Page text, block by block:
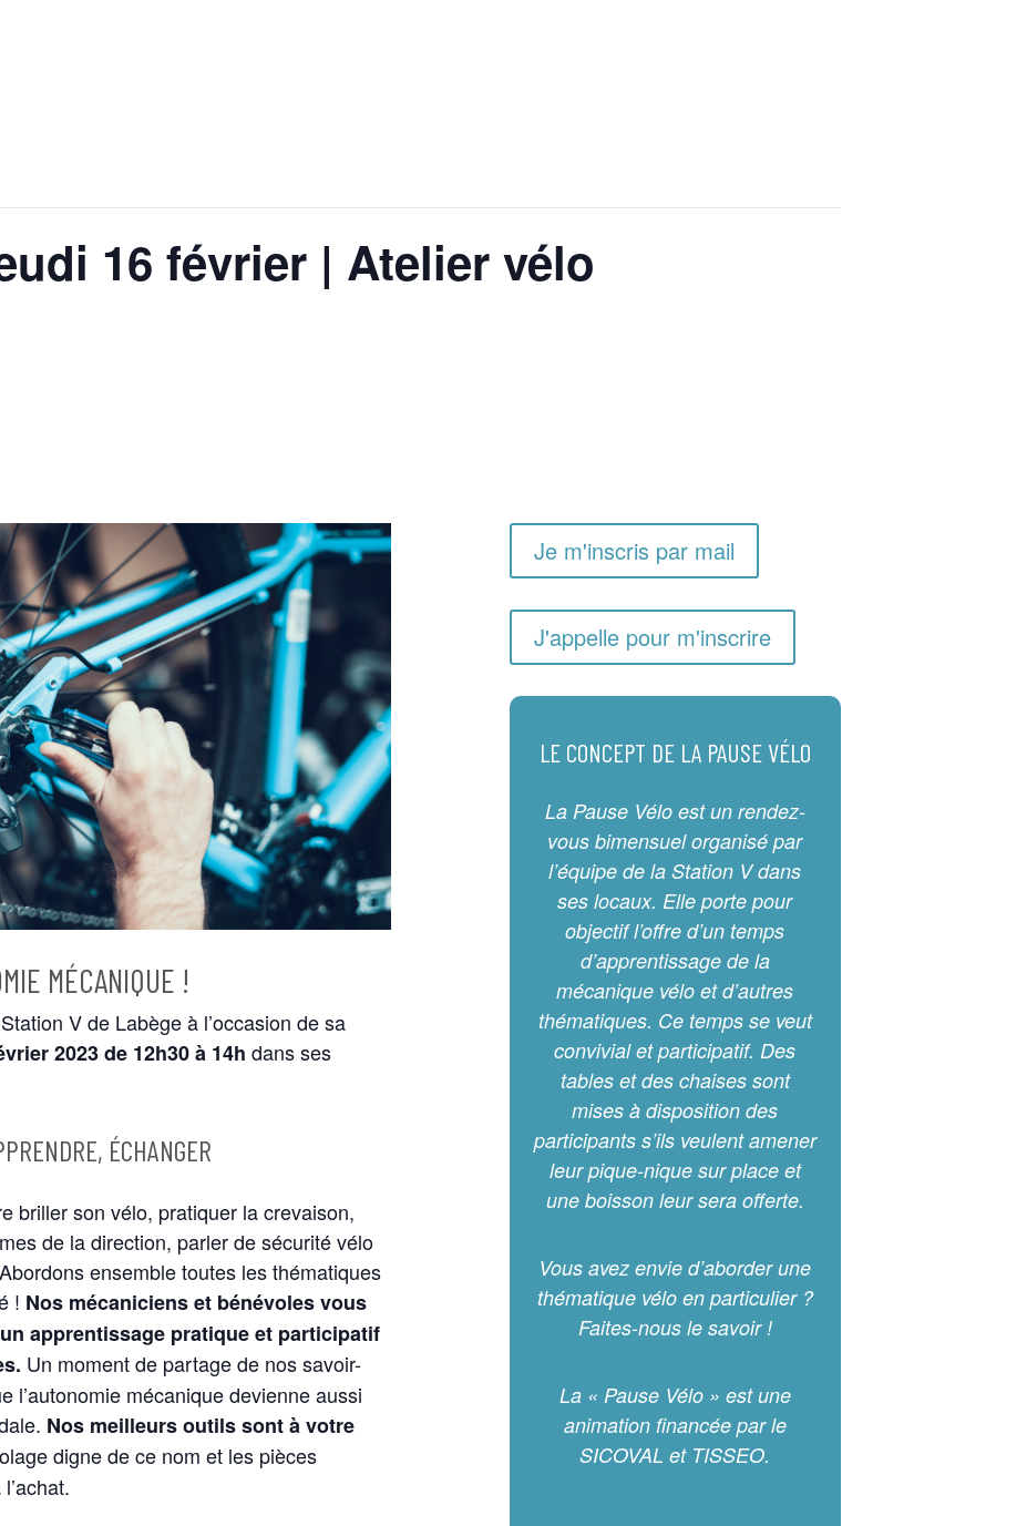
16 février | Atelier vélo
MÉCANIQUE !
V de Labège à l’occasion de sa
2023de 12h30 à 14h dans ses
ÉCHANGER
briller son vélo, pratiquer la crevaison,
de la direction, parler de sécurité vélo
ensemble toutes les thématiques
! Nos mécaniciens et bénévoles vous
apprentissage pratique et participatif
Un moment de partage de nos savoir-
l’autonomie mécanique devienne aussi
Nos meilleurs outils sont à votre
digne de ce nom et les pièces
Je m'inscris par mail
J'appelle pour m'inscrire
LE CONCEPT DE LA PAUSE VÉLO
La Pause Vélo est un rendez-
vous bimensuel organisé par
l’équipe de la Station V dans
ses locaux. Elle porte pour
objectif l’offre d’un temps
d’apprentissage de la
mécanique vélo et d’autres
thématiques. Ce temps se veut
convivial et participatif. Des
tables et des chaises sont
mises à disposition des
participants s’ils veulent amener
leur pique-nique sur place et
une boisson leur sera offerte.
Vous avez envie d’aborder une
thématique vélo en particulier ?
Faites-nous le savoir !
La « Pause Vélo » est une
animation financée par le
SICOVAL et TISSEO.